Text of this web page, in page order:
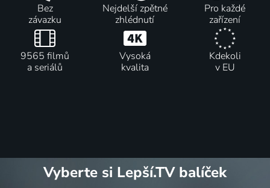
Bez
závazku
Nejdelší zpětné
zhlédnutí
Pro každé
zařízení
9565 filmů
a seriálů
Vysoká
kvalita
Kdekoli
v EU
Vyberte si Lepší.TV balíček